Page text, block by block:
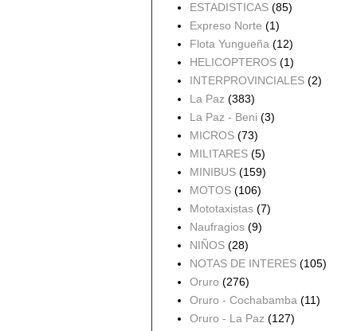
ESTADISTICAS (85)
Expreso Norte (1)
Flota Yungueña (12)
HELICOPTEROS (1)
INTERPROVINCIALES (2)
La Paz (383)
La Paz - Beni (3)
MICROS (73)
MILITARES (5)
MINIBUS (159)
MOTOS (106)
Mototaxistas (7)
Naufragios (9)
NIÑOS (28)
NOTAS DE INTERES (105)
Oruro (276)
Oruro - Cochabamba (11)
Oruro - La Paz (127)